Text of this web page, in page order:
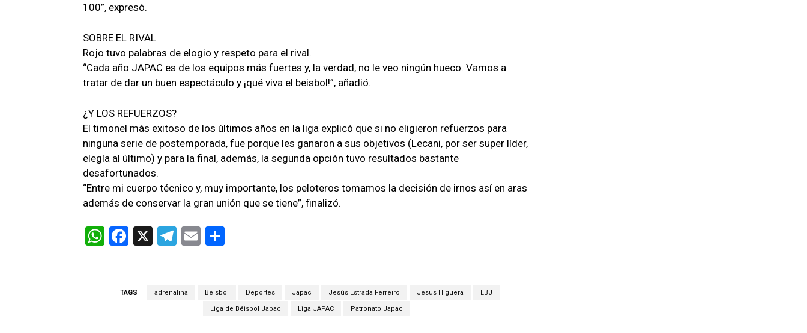
100”, expresó.
SOBRE EL RIVAL
Rojo tuvo palabras de elogio y respeto para el rival.
“Cada año JAPAC es de los equipos más fuertes y, la verdad, no le veo ningún hueco. Vamos a
tratar de dar un buen espectáculo y ¡qué viva el beisbol!”, añadió.
¿Y LOS REFUERZOS?
El timonel más exitoso de los últimos años en la liga explicó que si no eligieron refuerzos para
ninguna serie de postemporada, fue porque les ganaron a sus objetivos (Lecani, por ser super líder,
elegía al último) y para la final, además, la segunda opción tuvo resultados bastante
desafortunados.
“Entre mi cuerpo técnico y, muy importante, los peloteros tomamos la decisión de irnos así en aras
además de conservar la gran unión que se tiene”, finalizó.
W F
b
X
T
gr
E
p
ar
TAGS adrenalina Béisbol Deportes Japac Jesús Estrada Ferreiro Jesús Higuera LBJ
Liga de Béisbol Japac Liga JAPAC Patronato Japac